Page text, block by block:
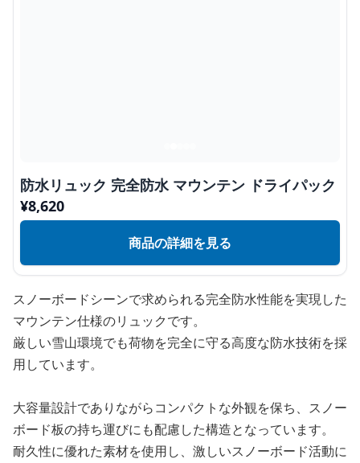
防水リュック 完全防水 マウンテン ドライパック
¥8,620
商品の詳細を見る
スノーボードシーンで求められる完全防水性能を実現した
マウンテン仕様のリュックです。
厳しい雪山環境でも荷物を完全に守る高度な防水技術を採
用しています。
大容量設計でありながらコンパクトな外観を保ち、スノー
ボード板の持ち運びにも配慮した構造となっています。
耐久性に優れた素材を使用し、激しいスノーボード活動に